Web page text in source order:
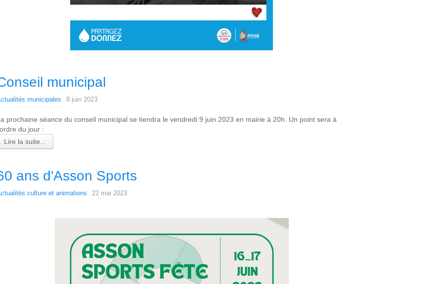
municipal
municipales 8 juin 2023
prochaine séance du conseil municipal se tiendra le vendredi 9 juin 2023 en mairie à 20h. Un point sera à
du jour :
Lire la suite...
ans d'Asson Sports
culture et animations 22 mai 2023